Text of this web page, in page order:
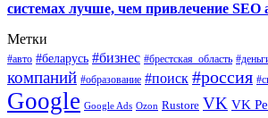
системах лучше, чем привлечение SEO
Метки
#авто #беларусь #бизнес #брестская_область
компаний #образование #поиск #россия
Google Google Ads Ozon Rustore VK VK